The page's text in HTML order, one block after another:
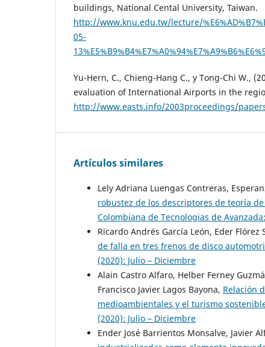
buildings, National Cental University, Taiwan.
http://www.knu.edu.tw/lecture/
05-
Yu-Hern, C., Chieng-Hang C., y Tong-Chi W.,
evaluation of International Airports in the
http://www.easts.info/2003proceedings/
Artículos similares
Lely Adriana Luengas Contreras,
robustez de los descriptores de teoría
Colombiana de Tecnologias de
Ricardo Andrés García León, Eder Flórez
de falla en tres frenos de disco
(2020): Julio – Diciembre
Alain Castro Alfaro, Helber Ferney
Francisco Javier Lagos Bayona, Relación
medioambientales y el turismo
(2020): Julio – Diciembre
Ender José Barrientos Monsalve, Javier